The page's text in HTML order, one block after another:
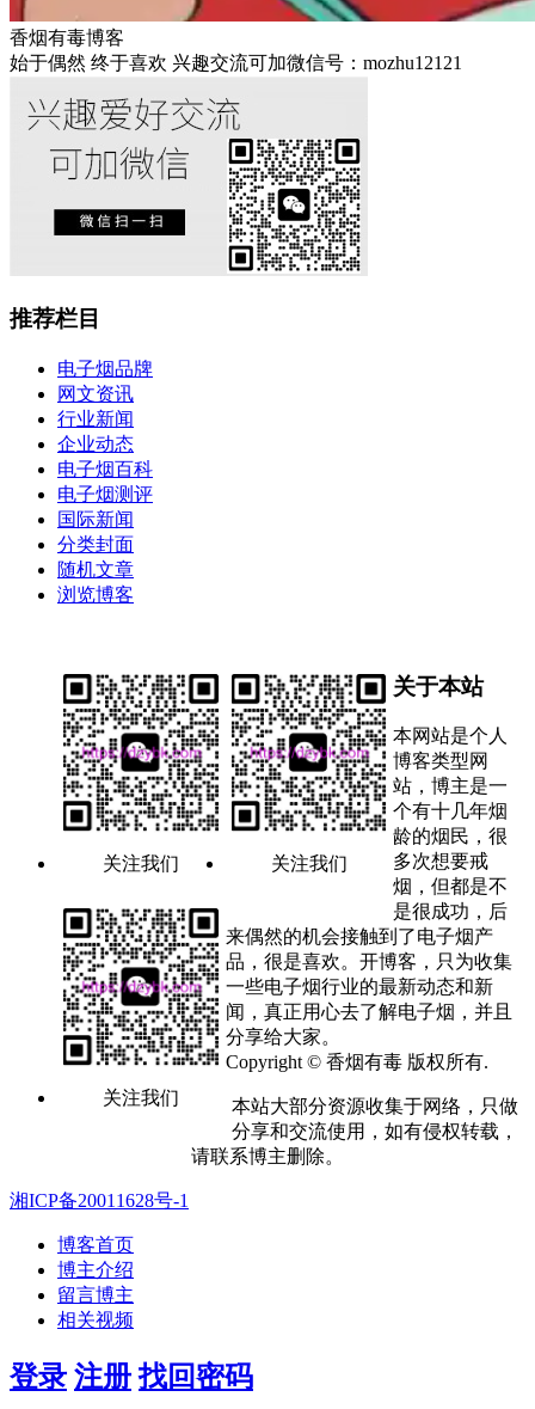
香烟有毒博客
始于偶然 终于喜欢 兴趣交流可加微信号：mozhu12121
推荐栏目
电子烟品牌
网文资讯
行业新闻
企业动态
电子烟百科
电子烟测评
国际新闻
分类封面
随机文章
浏览博客
关注我们 关注我们
关注我们
关于本站
本网站是个人
博客类型网
站，博主是一
个有十几年烟
龄的烟民，很
多次想要戒
烟，但都是不
是很成功，后
来偶然的机会接触到了电子烟产
品，很是喜欢。开博客，只为收集
一些电子烟行业的最新动态和新
闻，真正用心去了解电子烟，并且
分享给大家。
Copyright © 香烟有毒 版权所有.
本站大部分资源收集于网络，只做
分享和交流使用，如有侵权转载，
请联系博主删除。
湘ICP备20011628号-1
博客首页
博主介绍
留言博主
相关视频
登录 注册 找回密码